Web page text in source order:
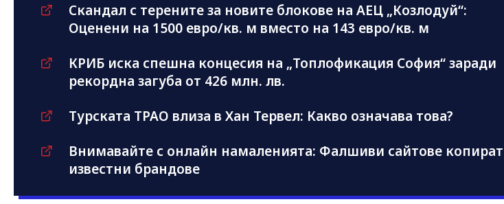
Скандал с терените за новите блокове на АЕЦ „Козлодуй“:
Оценени на 1500 евро/кв. м вместо на 143 евро/кв. м
КРИБ иска спешна концесия на „Топлофикация София“ заради
рекордна загуба от 426 млн. лв.
Турската TPAO влиза в Хан Тервел: Какво означава това?
Внимавайте с онлайн намаленията: Фалшиви сайтове копират
известни брандове